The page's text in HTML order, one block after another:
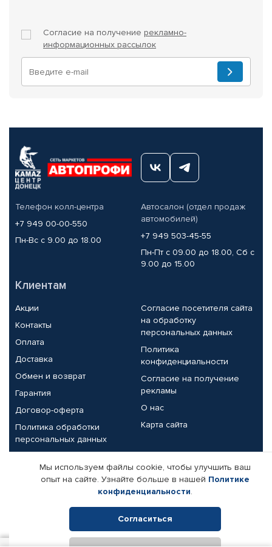
Согласие на получение рекламно-
информационных рассылок
Телефон колл-центра
+7 949 00-00-550
Пн-Вс с 9.00 до 18.00
Автосалон (отдел продаж
автомобилей)
+7 949 503-45-55
Пн-Пт с 09.00 до 18.00, Сб с
9.00 до 15.00
Клиентам
Акции
Контакты
Оплата
Доставка
Обмен и возврат
Гарантия
Договор-оферта
Политика обработки
персональных данных
Согласие посетителя сайта
на обработку
персональных данных
Политика
конфиденциальности
Согласие на получение
рекламы
О нас
Карта сайта
Партнерам
Корпоративным клиентам
Поставщикам
Реквизиты компании
Мы используем файлы cookie, чтобы улучшить ваш
опыт на сайте. Узнайте больше в нашей Политике
конфиденциальности.
Согласиться